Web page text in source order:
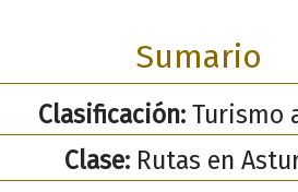
Sumario
Clasificación: Turismo
Clase:Rutas en